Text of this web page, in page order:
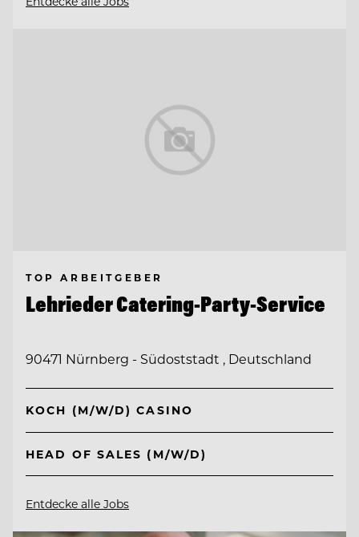
TOP ARBEITGEBER
Lehrieder Catering-Party-Service
90471 Nürnberg - Südoststadt , Deutschland
KOCH (M/W/D) CASINO
HEAD OF SALES (M/W/D)
Entdecke alle Jobs